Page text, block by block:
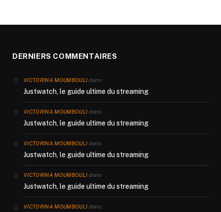
DERNIERS COMMENTAIRES
VICTORINA MOUMBOULI dans
Justwatch, le guide ultime du streaming
VICTORINA MOUMBOULI dans
Justwatch, le guide ultime du streaming
VICTORINA MOUMBOULI dans
Justwatch, le guide ultime du streaming
VICTORINA MOUMBOULI dans
Justwatch, le guide ultime du streaming
VICTORINA MOUMBOULI dans